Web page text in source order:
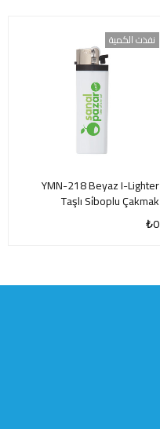
نفذت الكمية
YMN-218 Beyaz I-Lighter
Taşlı Si̇boplu Çakmak
₺0